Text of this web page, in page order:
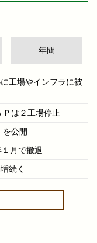
年間
工場やインフラに被
は２工場停止
公開
月で撤退
続く